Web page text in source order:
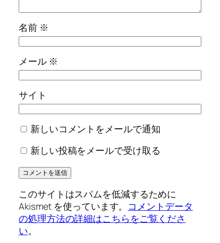
名前 ※
メール ※
サイト
新しいコメントをメールで通知
新しい投稿をメールで受け取る
このサイトはスパムを低減するために
Akismet を使っています。 コメントデータ
の処理方法の詳細はこちらをご覧くださ
い。